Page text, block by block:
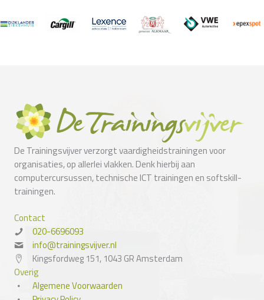
De Trainingsvijver verzorgt vaardigheidstrainingen voor
organisaties, op allerlei vlakken. Denk hierbij aan
computercursussen, technische ICT trainingen en softskill-
trainingen.
Contact
020-6696093
info@trainingsvijver.nl
Kingsfordweg 151, 1043 GR Amsterdam
Overig
Algemene Voorwaarden